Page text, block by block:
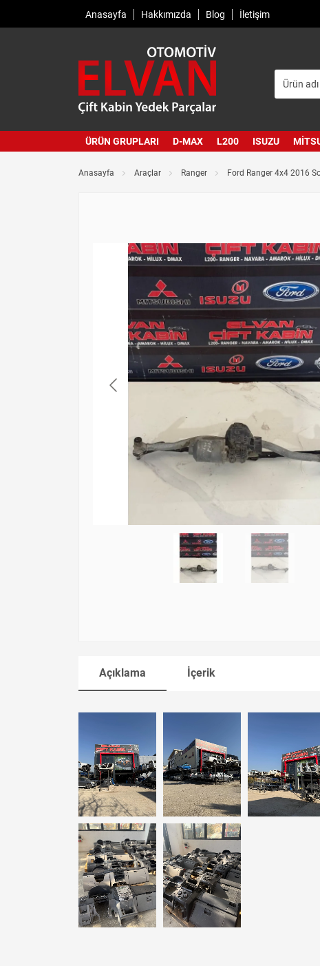
Anasayfa Hakkımızda Blog İletişim
ÜRÜN GRUPLARI D-MAX L200 ISUZU
Anasayfa Araçlar Ranger Ford Ranger 4x4 2016
Açıklama İçerik